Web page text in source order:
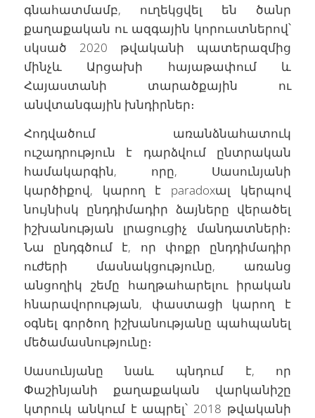
գնահատմամբ, ուղեկցվել են ծանր
քաղաքական ու ազգային կորուստներով՝
սկսած 2020 թվականի պատերազմից
մինչև Արցախի հայաթափում և
Հայաստանի տարածքային ու
անվտանգային խնդիրներ։
Հոդվածում առանձնահատուկ
ուշադրություն է դարձվում ընտրական
համակարգին, որը, Սասունյանի
կարծիքով, կարող է paradoxալ կերպով
նույնիսկ ընդդիմադիր ձայները վերածել
իշխանության լրացուցիչ մանդատների։
Նա ընդգծում է, որ փոքր ընդդիմադիր
ուժերի մասնակցությունը, առանց
անցողիկ շեմը հաղթահարելու իրական
հնարավորության, փաստացի կարող է
օգնել գործող իշխանությանը պահպանել
մեծամասնությունը։
Սասունյանը նաև պնդում է, որ
Փաշինյանի քաղաքական վարկանիշը
կտրուկ անկում է ապրել՝ 2018 թվականի